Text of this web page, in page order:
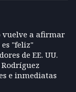
vuelve a afirmar
es "feliz"
de EE. UU.
e inmediatas